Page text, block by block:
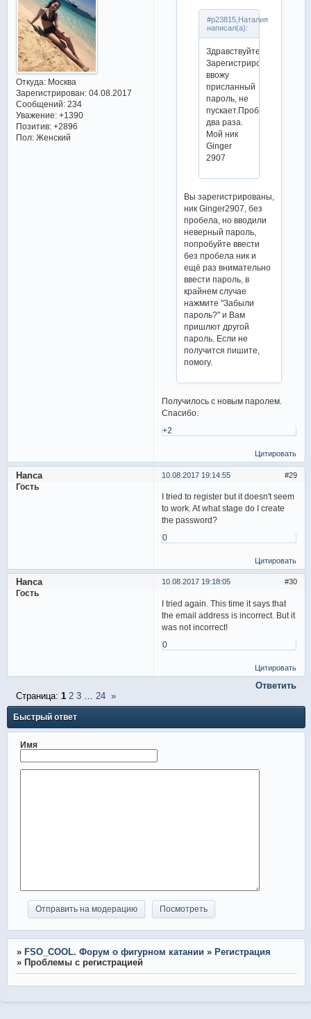
Откуда:Москва
Зарегистрирован: 04.08.2017
Сообщений:234
Уважение: +1390
Позитив: +2896
Пол:Женский
#p23815,Наталия
написал(а):
Здравствуйте!
Зарегистрировалась,
ввожу
присланный
пароль, не
пускает.Пробовала
два раза.
Мой ник
Ginger
2907
Вы зарегистрированы,
ник Ginger2907, без
пробела, но вводили
неверный пароль,
попробуйте ввести
без пробела ник и
ещё раз внимательно
ввести пароль, в
крайнем случае
нажмите "Забыли
пароль?" и Вам
пришлют другой
пароль. Если не
получится пишите,
помогу.
Получилось с новым паролем.
Спасибо.
+2
Цитировать
29
10.08.2017 19:14:55
Hanca
Гость
I tried to register but it doesn't seem
to work. At what stage do I create
the password?
0
Цитировать
30
10.08.2017 19:18:05
Hanca
Гость
I tried again. This time it says that
the email address is incorrect. But it
was not incorrect!
0
Цитировать
Ответить
Страница: 1 2 3 … 24 »
Быстрый ответ
Имя
» FSO_COOL. Форум о фигурном катании » Регистрация
» Проблемы с регистрацией